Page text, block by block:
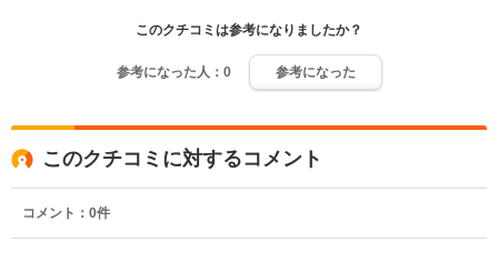
このクチコミは参考になりましたか？
参考になった人： 0 参考になった
このクチコミに対するコメント
コメント： 0件